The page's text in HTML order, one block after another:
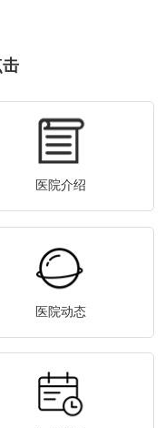
医院介绍
医院动态